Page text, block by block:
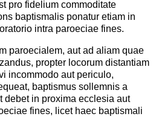
pro fidelium commoditate
baptismalis ponatur etiam in
intra paroeciae fines.
paroecialem, aut ad aliam quae
propter locorum distantiam
incommodo aut periculo,
baptismus sollemnis a
debet in proxima ecclesia aut
fines, licet haec baptismali